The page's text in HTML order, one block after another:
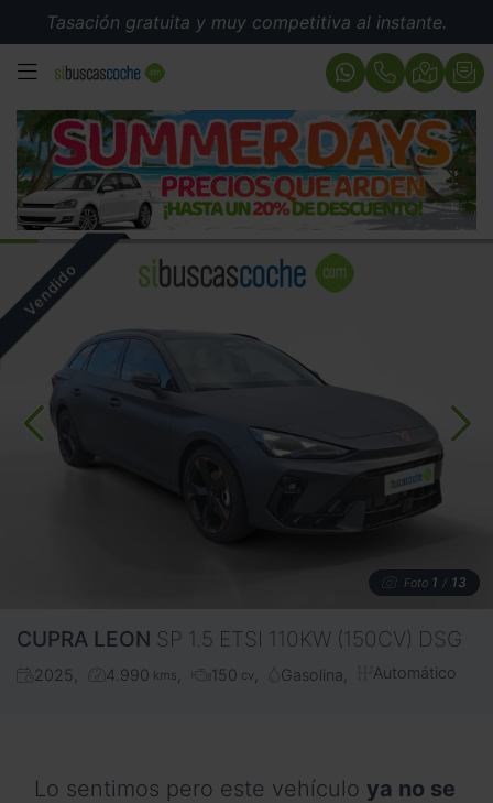
Tasación gratuita y muy competitiva al instante.
MENÚ
Foto 1 / 13
CUPRA LEON SP 1.5 ETSI 110KW (150CV) DSG
2025 4.990 kms 150 cv Gasolina Automático
Lo sentimos pero este vehículo ya no se